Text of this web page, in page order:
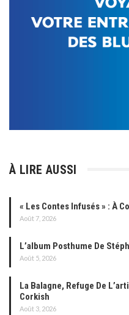
À LIRE AUSSI
« Les Contes Infusés » : À
Août 7, 2026
L’album Posthume De
Août 5, 2026
La Balagne, Refuge De
Corkish
Août 3, 2026